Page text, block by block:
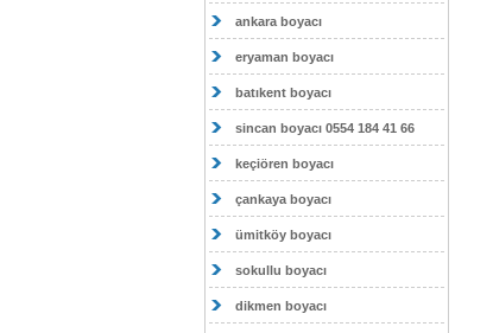
ankara boyacı
eryaman boyacı
batıkent boyacı
sincan boyacı 0554 184 41 66
keçiören boyacı
çankaya boyacı
ümitköy boyacı
sokullu boyacı
dikmen boyacı